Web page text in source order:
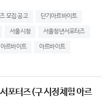
모집 공고 단기아르바이트
서울시청 서울청년서포터즈
르바이트 아르바이트
포터즈(구 시정체험 아르